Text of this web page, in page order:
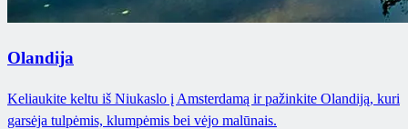
Olandija
Keliaukite keltu iš Niukaslo į Amsterdamą ir pažinkite Olandiją, kuri
garsėja tulpėmis, klumpėmis bei vėjo malūnais.